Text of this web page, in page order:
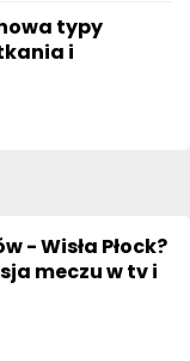
typy
i
- Wisła Płock?
meczu w tv i